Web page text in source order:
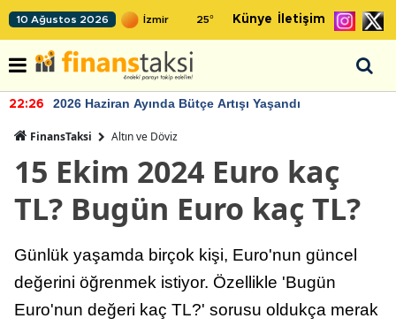
10 Ağustos 2026 25° Künye İletişim
22:26 2026 Haziran Ayında Bütçe Artışı Yaşandı
FinansTaksi Altın ve Döviz
15 Ekim 2024 Euro kaç
TL? Bugün Euro kaç TL?
Günlük yaşamda birçok kişi, Euro'nun güncel
değerini öğrenmek istiyor. Özellikle 'Bugün
Euro'nun değeri kaç TL?' sorusu oldukça merak